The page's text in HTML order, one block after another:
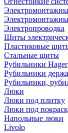
Электропроводка
Щиты
Пластиковые
Стальные щиты
Рубильники Hager
Рубильники
Рубильники,
Люки
Люки под плитку
Люки под
Напольные люки
Livolo